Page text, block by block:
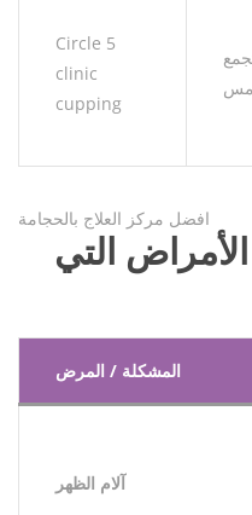
Circle 5
clinic
cupping
افضل مركز العلاج بالحجامة
التي
المشكلة / المرض
آلام الظهر